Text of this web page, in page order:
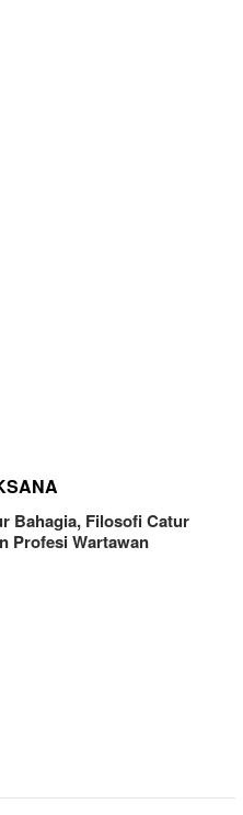
Bahagia, Filosofi Catur
Profesi Wartawan